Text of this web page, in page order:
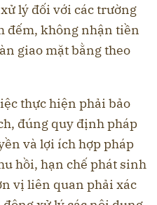
lý đối với các trường
đếm, không nhận tiền
giao mặt bằng theo
thực hiện phải bảo
đúng quy định pháp
và lợi ích hợp pháp
hồi, hạn chế phát sinh
vị liên quan phải xác